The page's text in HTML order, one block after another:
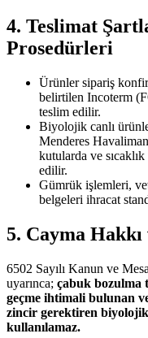
4. Teslimat
Prosedürleri
Ürünler sipariş
belirtilen Incoterm
teslim edilir.
Biyolojik canlı
Menderes
kutularda ve
edilir.
Gümrük işlemleri,
belgeleri ihracat
5. Cayma
6502 Sayılı Kanun ve
uyarınca; çabuk bozulma
geçme ihtimali bulunan
zincir gerektiren
kullanılamaz.